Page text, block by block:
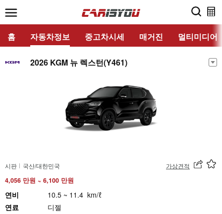
홈 자동차정보 중고차시세 매거진 멀티미디어
2026 KGM 뉴 렉스턴(Y461)
시판 국산/대한민국 가상견적
4,056 만원 ~ 6,100 만원
연비
10.5 ~ 11.4 km/ℓ
연료
디젤